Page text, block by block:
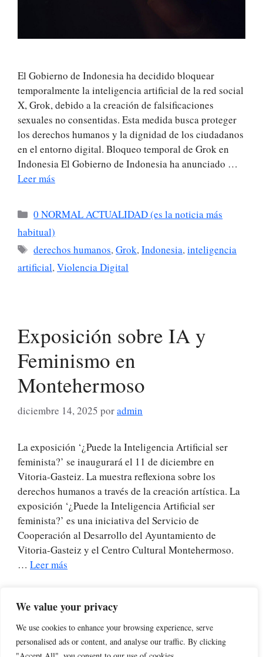
We value your privacy
We use cookies to enhance your browsing experience, serve
personalised ads or content, and analyse our traffic. By clicking
El Gobierno de Indonesia ha decidido bloquear
temporalmente la inteligencia artificial de la red social
X, Grok, debido a la creación de falsificaciones
sexuales no consentidas. Esta medida busca proteger
los derechos humanos y la dignidad de los ciudadanos
en el entorno digital. Bloqueo temporal de Grok en
Indonesia El Gobierno de Indonesia ha anunciado …
Leer más
Categorías
0 NORMAL ACTUALIDAD (es la noticia más
habitual)
Etiquetas
derechos humanos,Grok,Indonesia,inteligencia
artificial,Violencia Digital
Exposición sobre IA y
Feminismo en
Montehermoso
diciembre 14, 2025 poradmin
La exposición ‘¿Puede la Inteligencia Artificial ser
feminista?’ se inaugurará el 11 de diciembre en
Vitoria-Gasteiz. La muestra reflexiona sobre los
derechos humanos a través de la creación artística. La
exposición ‘¿Puede la Inteligencia Artificial ser
feminista?’ es una iniciativa del Servicio de
Cooperación al Desarrollo del Ayuntamiento de
Vitoria-Gasteiz y el Centro Cultural Montehermoso.
… Leer más
0 NORMAL ACTUALIDAD (es la noticia más
Etiquetas
derechos humanos feminismo ,IA